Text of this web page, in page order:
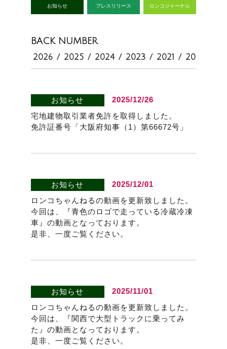
お知らせ プレスリリース ロンコジャーナル
BACK NUMBER
2026 / 2025 / 2024 / 2023 / 2021 / 2020
お知らせ
2025/12/26
宅地建物取引業者免許を取得しました。
免許証番号「大阪府知事（1）第66672号」
お知らせ
2025/12/01
ロンコちゃんねるの動画を更新致しました。
今回は、『青色のロゴで走っている冷蔵冷凍
車』の動画となっております。
是非、一度ご覧ください。
お知らせ
2025/11/01
ロンコちゃんねるの動画を更新致しました。
今回は、『関西で大型トラックに乗ってみ
た』の動画となっております。
是非、一度ご覧ください。